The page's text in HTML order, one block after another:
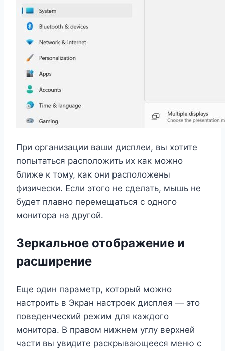
При организации ваши дисплеи, вы хотите
попытаться расположить их как можно
ближе к тому, как они расположены
физически. Если этого не сделать, мышь не
будет плавно перемещаться с одного
монитора на другой.
Зеркальное отображение и
расширение
Еще один параметр, который можно
настроить в Экран настроек дисплея — это
поведенческий режим для каждого
монитора. В правом нижнем углу верхней
части вы увидите раскрывающееся меню с